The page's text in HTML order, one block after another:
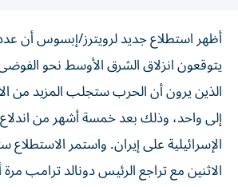
أظهر استطلاع جديد لرويترز/إبسوس أن عدد
يتوقعون انزلاق الشرق الأوسط نحو
الذين يرون أن الحرب ستجلب المزيد من
إلى واحد، وذلك بعد خمسة ‌أشهر من
الإسرائيلية على إيران. واستمر الاستطلاع
الاثنين مع تراجع الرئيس دونالد ترامب